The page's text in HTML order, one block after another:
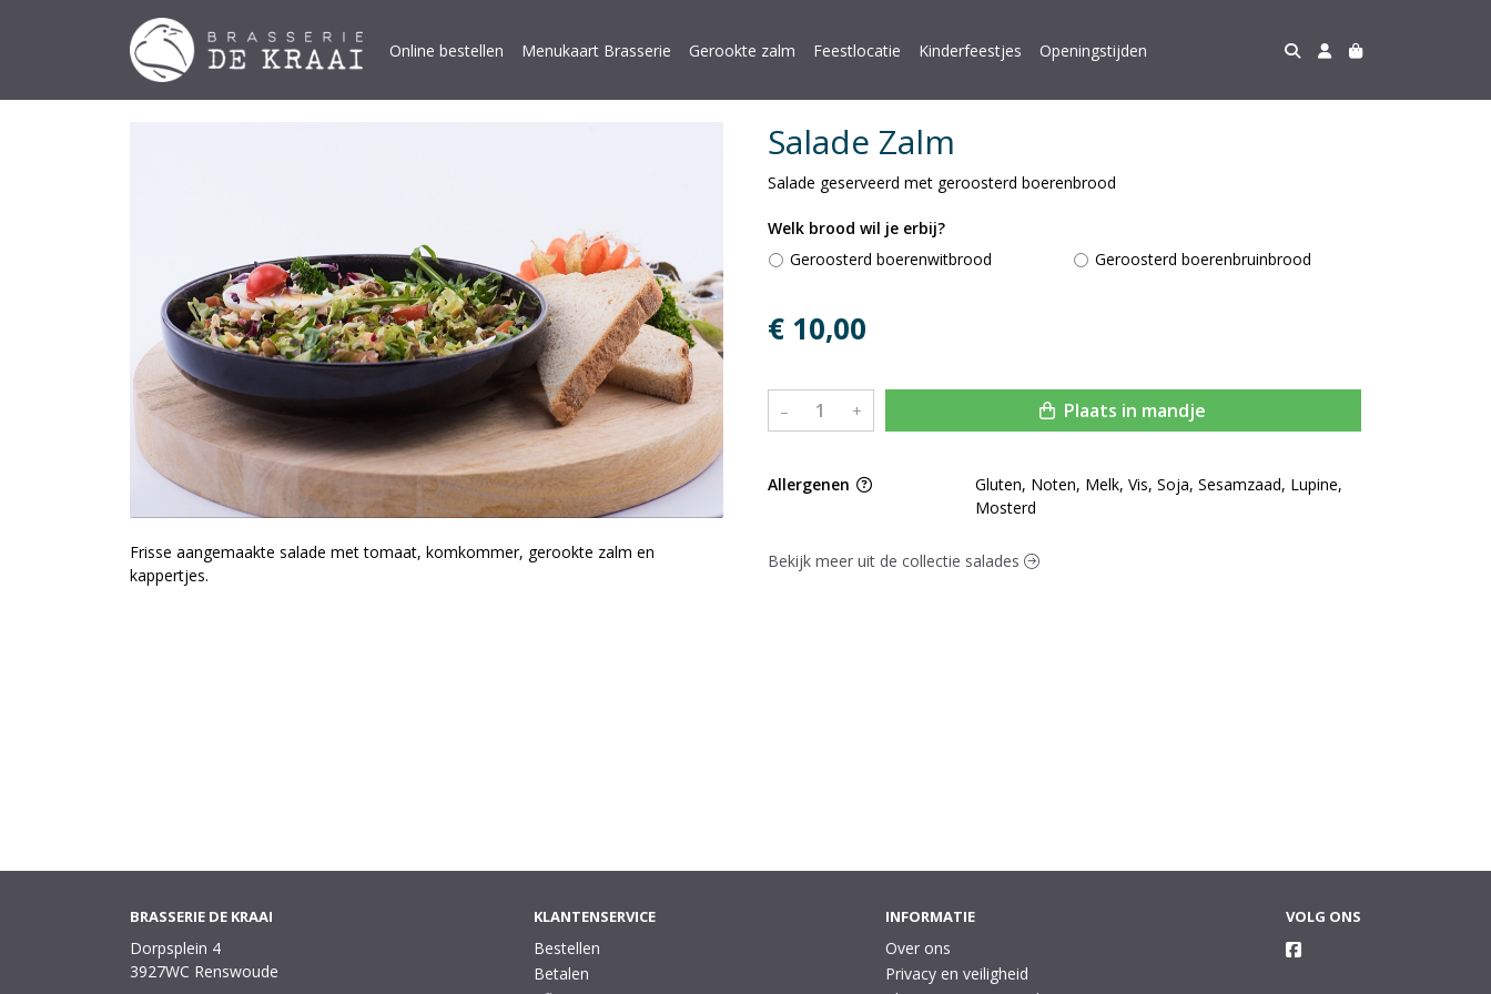
Online bestellen Menukaart Brasserie Gerookte zalm Feestlocatie Kinderfeestjes Openingstijden
Frisse aangemaakte salade met tomaat, komkommer, gerookte zalm en
kappertjes.
Salade Zalm
Salade geserveerd met geroosterd boerenbrood
Welk brood wil je erbij?
Geroosterd boerenwitbrood
Geroosterd boerenbruinbrood
€ 10,00
– + Plaats in mandje
Allergenen
Gluten, Noten, Melk, Vis, Soja, Sesamzaad, Lupine,
Mosterd
Bekijk meer uit de collectie salades
BRASSERIE DE KRAAI
Dorpsplein 4
3927WC Renswoude
KLANTENSERVICE
Bestellen
Betalen
INFORMATIE
Over ons
Privacy en veiligheid
VOLG ONS